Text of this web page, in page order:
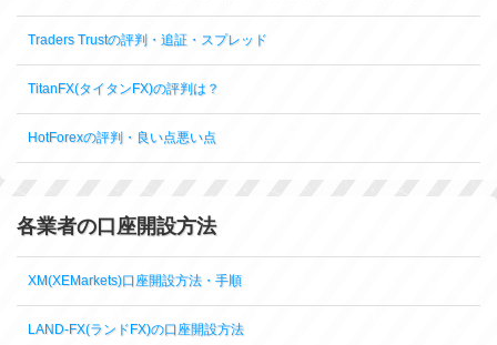
Traders Trustの評判・追証・スプレッド
TitanFX(タイタンFX)の評判は？
HotForexの評判・良い点悪い点
各業者の口座開設方法
XM(XEMarkets)口座開設方法・手順
LAND-FX(ランドFX)の口座開設方法